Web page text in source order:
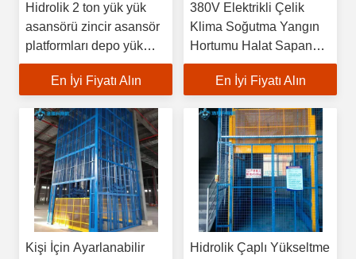
Hidrolik 2 ton yük yük
asansörü zincir asansör
platformları depo yük
kaldırıcı inşaat için
En İyi Fiyatı Alın
380V Elektrikli Çelik
Klima Soğutma Yangın
Hortumu Halat Sapan
Kargo Asansörü Soğuk
Hava Deposu İçin
En İyi Fiyatı Alın
Kişi İçin Ayarlanabilir
Hidrolik Çaplı Yükseltme